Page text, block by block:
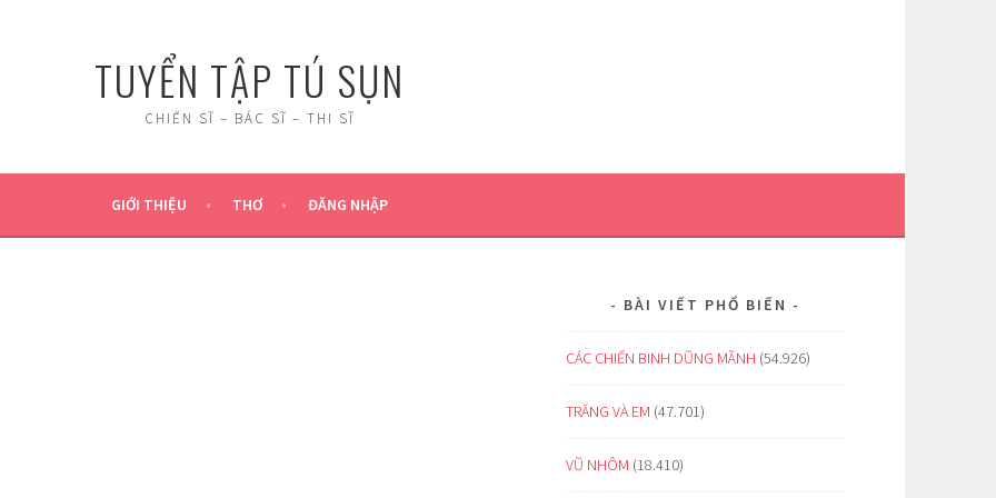
TUYỂN TẬP TÚ SỤN
CHIẾN SĨ – BÁC SĨ – THI SĨ
GIỚI THIỆU THƠ ĐĂNG NHẬP
BÀI VIẾT PHỔ BIẾN
CÁC CHIẾN BINH DŨNG MÃNH (54.926)
TRĂNG VÀ EM (47.701)
VŨ NHÔM (18.410)